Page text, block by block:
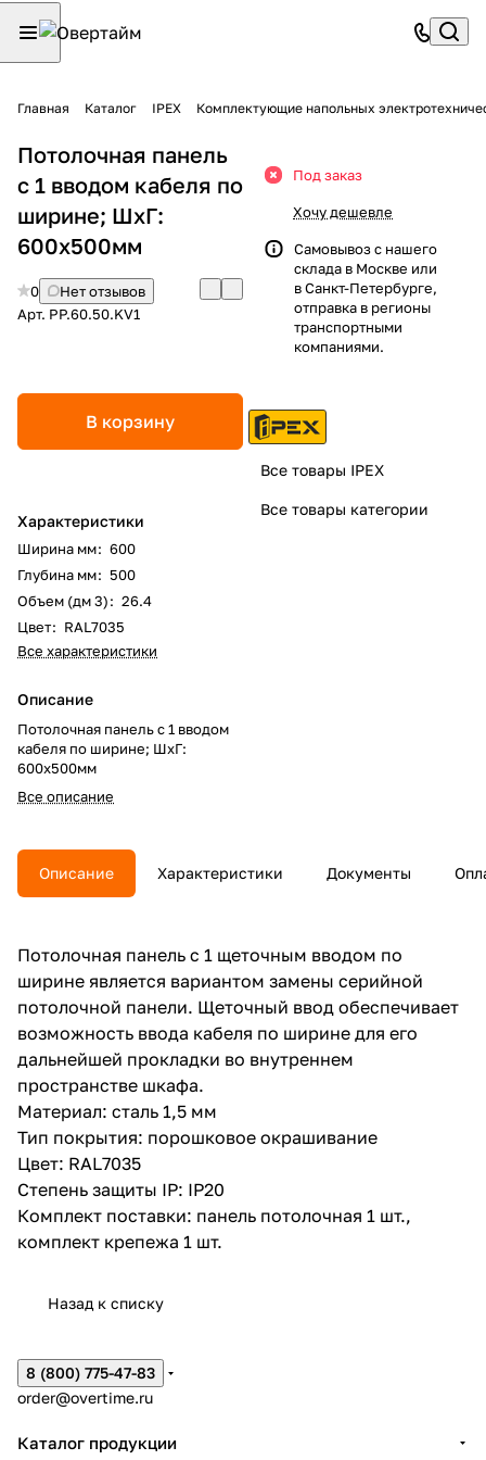
Главная Каталог IPEX Комплектующие напольных
Потолочная панель
с 1 вводом кабеля по
ширине; ШхГ:
600х500мм
0
Нет отзывов
Арт. PP.60.50.KV1
В корзину
Характеристики
Ширина мм: 600
Глубина мм: 500
Объем (дм 3): 26.4
Цвет: RAL7035
Все характеристики
Описание
Потолочная панель с 1 вводом
кабеля по ширине; ШхГ:
600х500мм
Все описание
Под заказ
Хочу дешевле
Самовывоз с нашего
склада в Москве или
в Санкт-Петербурге,
отправка в регионы
транспортными
компаниями.
Все товары IPEX
Все товары категории
Описание Характеристики Документы
Потолочная панель с 1 щеточным вводом по
ширине является вариантом замены серийной
потолочной панели. Щеточный ввод обеспечивает
возможность ввода кабеля по ширине для его
дальнейшей прокладки во внутреннем
пространстве шкафа.
Материал: сталь 1,5 мм
Тип покрытия: порошковое окрашивание
Цвет: RAL7035
Степень защиты IP: IP20
Комплект поставки: панель потолочная 1 шт.,
комплект крепежа 1 шт.
Назад к списку
8 (800) 775-47-83
order@overtime.ru
Каталог продукции